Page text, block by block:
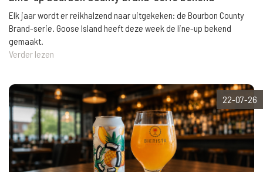
Elk jaar wordt er reikhalzend naar uitgekeken: de Bourbon County
Brand-serie. Goose Island heeft deze week de line-up bekend
gemaakt.
Verder lezen
22-07-26